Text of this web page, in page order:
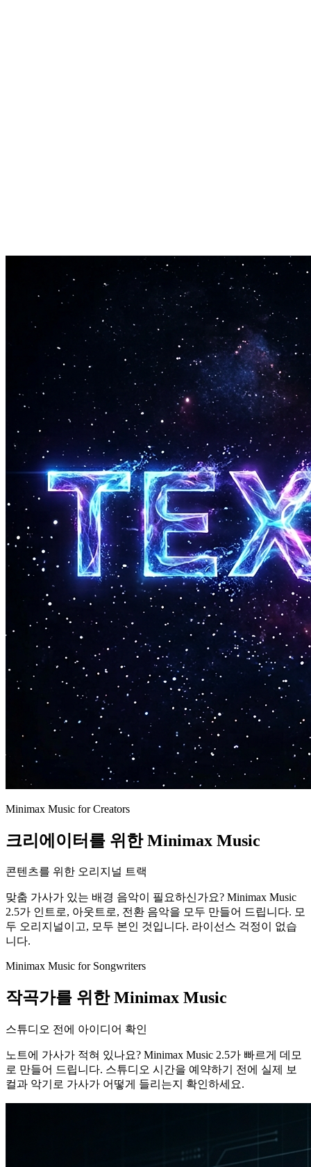
Minimax Music for Creators
크리에이터를 위한 Minimax Music
콘텐츠를 위한 오리지널 트랙
맞춤 가사가 있는 배경 음악이 필요하신가요? Minimax Music
2.5가 인트로, 아웃트로, 전환 음악을 모두 만들어 드립니다. 모
두 오리지널이고, 모두 본인 것입니다. 라이선스 걱정이 없습
니다.
Minimax Music for Songwriters
작곡가를 위한 Minimax Music
스튜디오 전에 아이디어 확인
노트에 가사가 적혀 있나요? Minimax Music 2.5가 빠르게 데모
로 만들어 드립니다. 스튜디오 시간을 예약하기 전에 실제 보
컬과 악기로 가사가 어떻게 들리는지 확인하세요.